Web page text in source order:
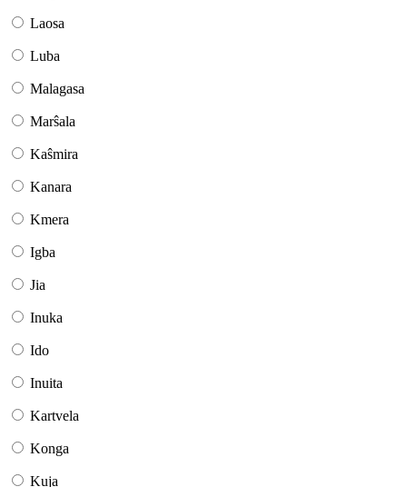
Laosa
Luba
Malagasa
Marŝala
Kaŝmira
Kanara
Kmera
Igba
Jia
Inuka
Ido
Inuita
Kartvela
Konga
Kuja